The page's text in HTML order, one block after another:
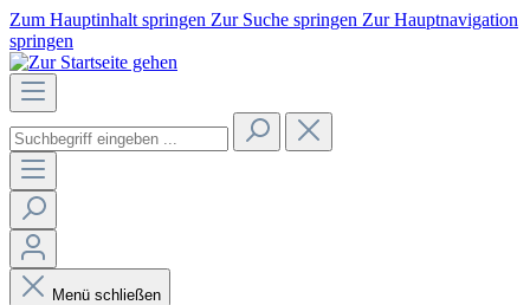
Zum Hauptinhalt springen Zur Suche springen Zur Hauptnavigation
springen
Menü schließen